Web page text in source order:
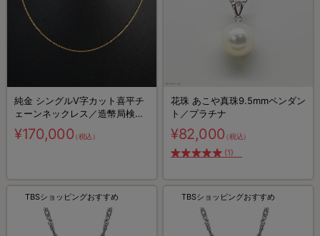
純金 シングルV字カット喜平チ
ェーンネックレス／造幣局検定
マーク入り
¥170,000（税込）
花珠 あこや真珠9.5mmペンダン
ト／プラチナ
¥82,000（税込）
(1)
TBSショッピングおすすめ TBSショッピングおすすめ